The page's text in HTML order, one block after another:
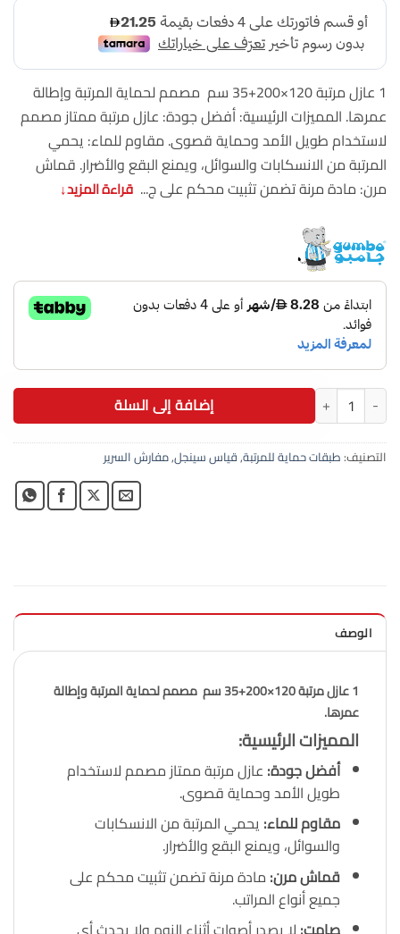
هو:
99.99 AED.
هو:
85.00 AED.
1 عازل مرتبة 120×200+35 سم مصمم لحماية المرتبة وإطالة
عمرها. المميزات الرئيسية: أفضل جودة: عازل مرتبة ممتاز مصمم
لاستخدام طويل الأمد وحماية قصوى. مقاوم للماء: يحمي
المرتبة من الانسكابات والسوائل، ويمنع البقع والأضرار. قماش
مرن: مادة مرنة تضمن تثبيت محكم على ج... قراءة المزيد↓
كمية عازل مرتبة مقاوم للسوائل 120×200+35سم جامبو أبيض جودة عالية إضافة إلى السلة
التصنيف: طبقات حماية للمرتبة,قياس سينجل,مفارش السرير
الوصف
1 عازل مرتبة 120×200+35 سم
مصمم لحماية المرتبة وإطالة
عمرها.
المميزات الرئيسية:
أفضل جودة: عازل مرتبة ممتاز مصمم لاستخدام
طويل الأمد وحماية قصوى.
مقاوم للماء: يحمي المرتبة من الانسكابات
والسوائل، ويمنع البقع والأضرار.
قماش مرن: مادة مرنة تضمن تثبيت محكم على
جميع أنواع المراتب.